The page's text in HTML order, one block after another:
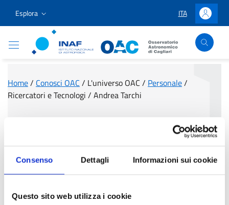
Consenso Dettagli Informazioni sui cookie
Questo sito web utilizza i cookie
Vai ai contenuti
Vai al menu di navigazione
Vai al footer
Esplora LINGUA
ITA Accedi
Osservatorio Astronomico Cagliari
Home/ Conosci OAC / L'universo OAC / Personale/
Ricercatori e Tecnologi / Andrea Tarchi